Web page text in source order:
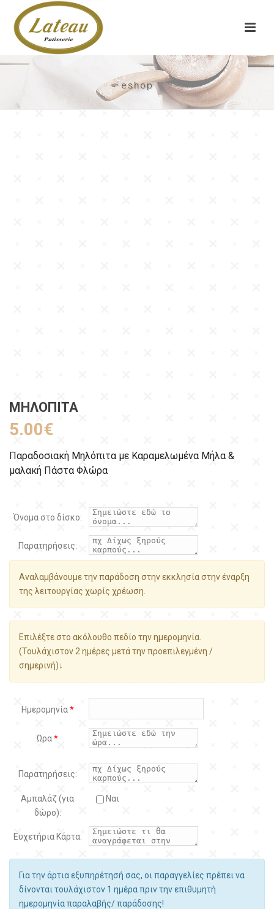
eshop
ΜΗΛΌΠΙΤΑ
5.00€
Παραδοσιακή Μηλόπιτα με Καραμελωμένα Μήλα &
μαλακή Πάστα Φλώρα
Όνομα στο δίσκο:
Παρατηρήσεις:
Αναλαμβάνουμε την παράδοση στην εκκλησία στην έναρξη
της λειτουργίας χωρίς χρέωση.
Επιλέξτε στο ακόλουθο πεδίο την ημερομηνία.
(Τουλάχιστον 2 ημέρες μετά την προεπιλεγμένη /
σημερινή)↓
Ημερομηνία*
Ώρα*
Παρατηρήσεις:
Αμπαλάζ (για
δώρο):
Ναι
Ευχετήρια Κάρτα:
Για την άρτια εξυπηρέτησή σας, οι παραγγελίες πρέπει να
δίνονται τουλάχιστον 1 ημέρα πριν την επιθυμητή
ημερομηνία παραλαβής/ παράδοσης!